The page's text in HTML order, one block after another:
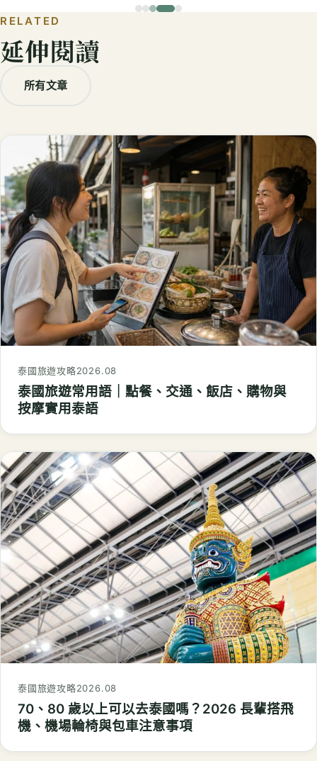
RELATED
延伸閱讀
所有文章
泰國旅遊攻略2026.08
泰國旅遊常用語｜點餐、交通、飯店、購物與
按摩實用泰語
泰國旅遊攻略2026.08
70、80 歲以上可以去泰國嗎？2026 長輩搭飛
機、機場輪椅與包車注意事項